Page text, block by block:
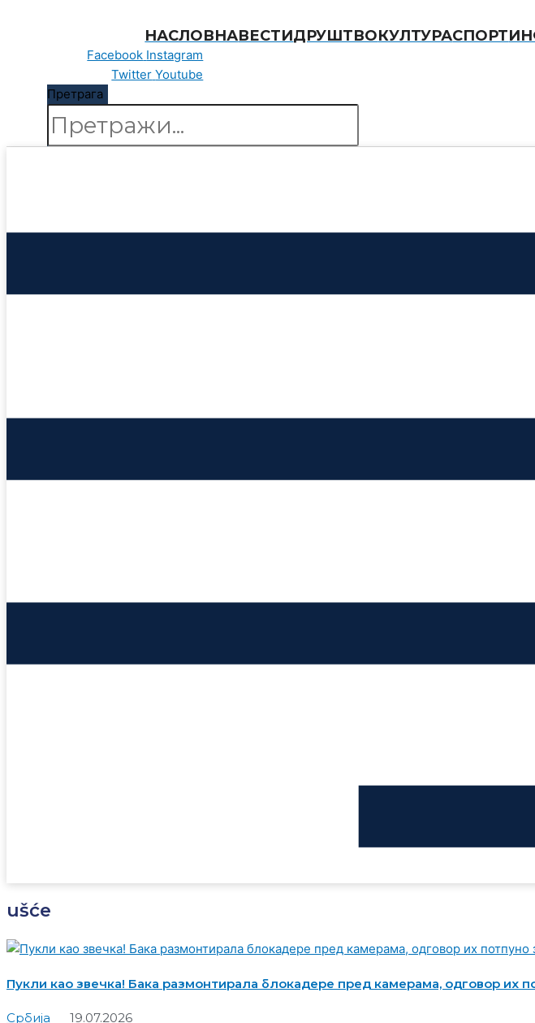
НАСЛОВНАВЕСТИДРУШТВОКУЛТУРАСПОРТ
Facebook Instagram
Twitter Youtube
Претрага
ušće
Пукли као звечка! Бака размонтирала блокадере пред камерама, одговор их
Србија 19.07.2026